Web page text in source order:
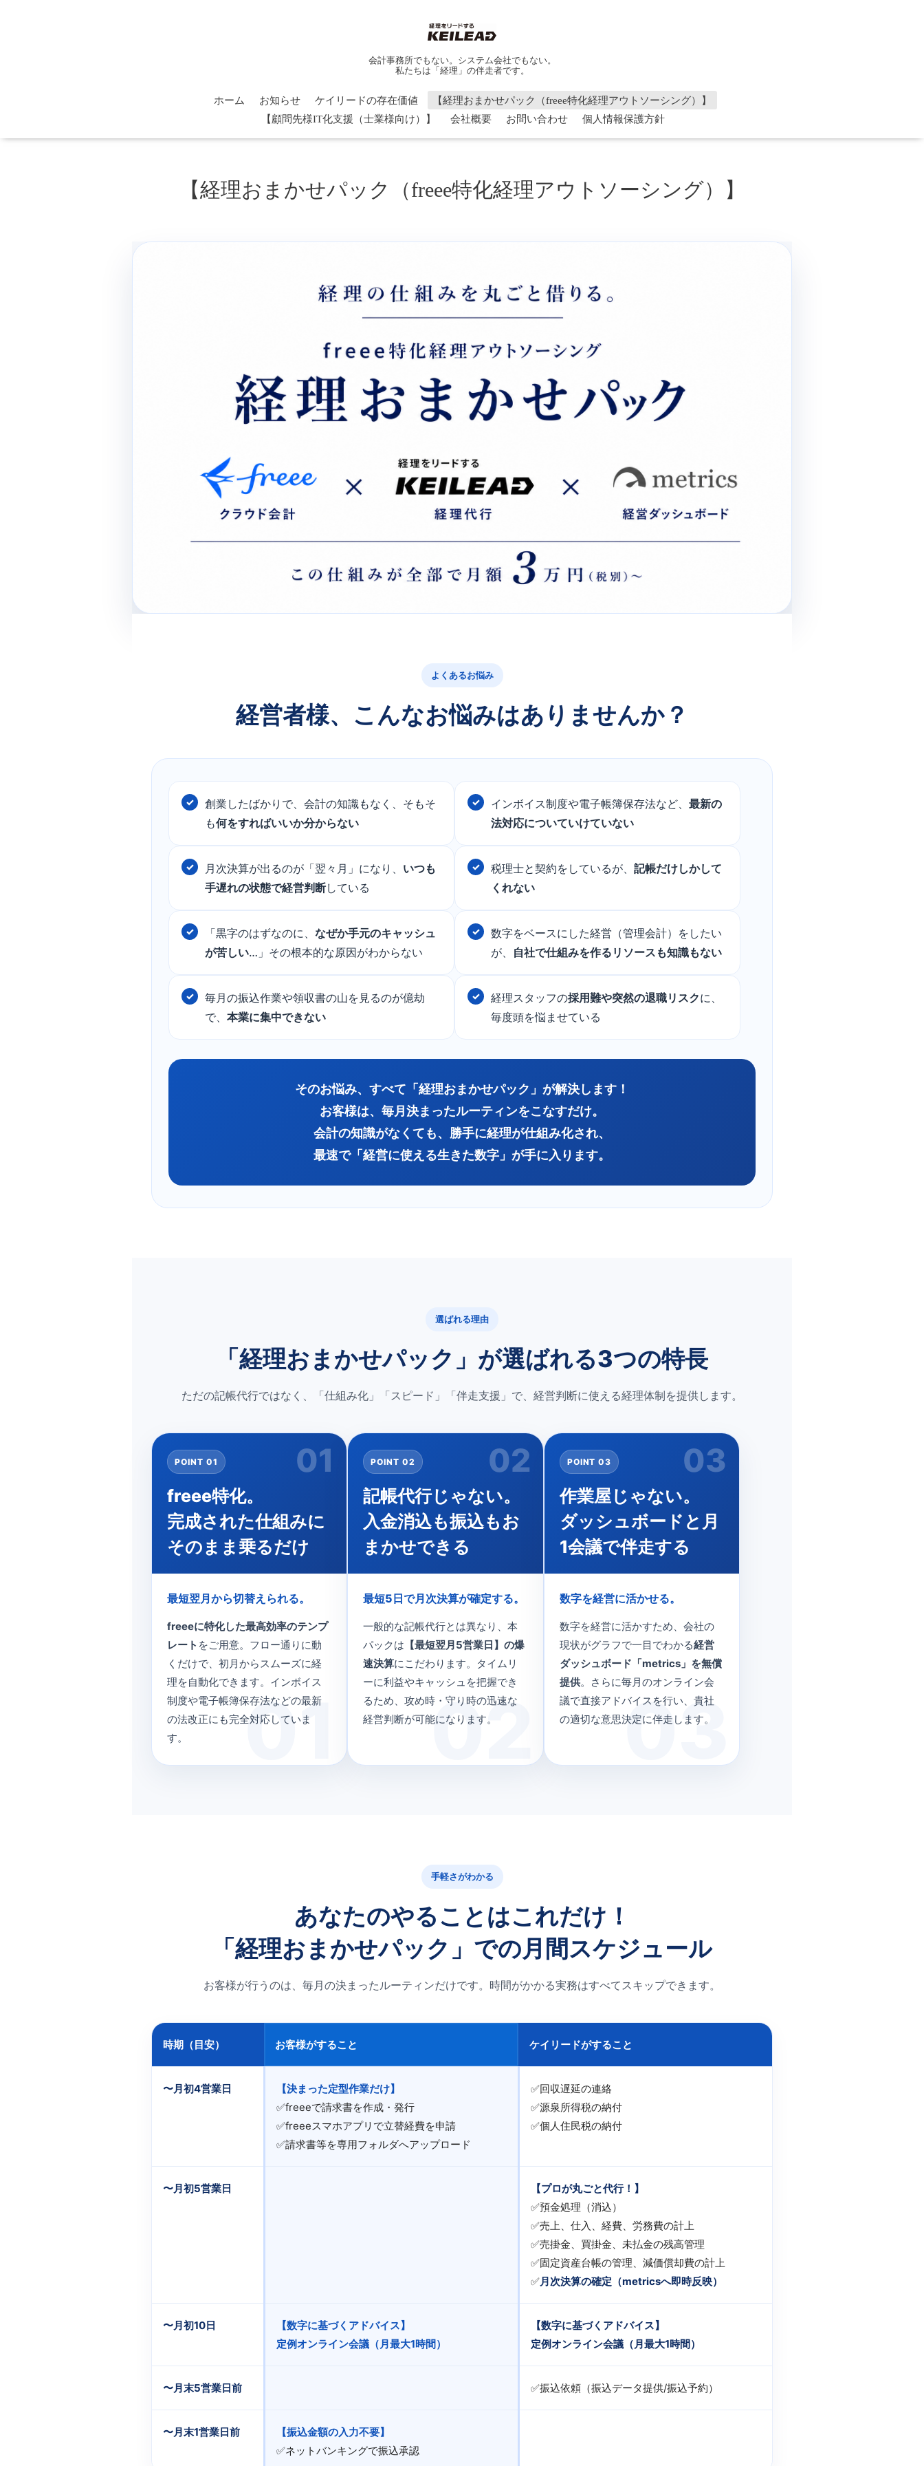
会計事務所でもない。システム会社でもない。
私たちは「経理」の伴走者です。
ホーム お知らせ ケイリードの存在価値
【経理おまかせパック（freee特化経理アウトソーシング）】
【顧問先様IT化支援（士業様向け）】
会社概要 お問い合わせ 個人情報保護方針
【経理おまかせパック（freee特化経理アウトソーシング）】
よくあるお悩み
経営者様、こんなお悩みはありませんか？
創業したばかりで、会計の知識もなく、そもそ
も何をすればいいか分からない
インボイス制度や電子帳簿保存法など、 最新の
法対応についていけていない
月次決算が出るのが「翌々月」になり、 いつも
手遅れの状態で経営判断している
税理士と契約をしているが、 記帳だけしかして
くれない
「黒字のはずなのに、 なぜか手元のキャッシュ
が苦しい…」その根本的な原因がわからない
数字をベースにした経営（管理会計）をしたい
が、 自社で仕組みを作るリソースも知識もない
毎月の振込作業や領収書の山を見るのが億劫
で、 本業に集中できない
経理スタッフの採用難や突然の退職リスクに、
毎度頭を悩ませている
そのお悩み、すべて「経理おまかせパック」が解決します！
お客様は、毎月決まったルーティンをこなすだけ。
会計の知識がなくても、勝手に経理が仕組み化され、
最速で「経営に使える生きた数字」が手に入ります。
選ばれる理由
「経理おまかせパック」が選ばれる3つの特長
ただの記帳代行ではなく、「仕組み化」「スピード」「伴走支援」で、経営判断に使える経理体制を提供します。
POINT 01 01
freee特化。
完成された仕組みに
そのまま乗るだけ
最短翌月から切替えられる。
freeeに特化した最高効率のテンプ
レート をご用意。フロー通りに動
くだけで、初月からスムーズに経
理を自動化できます。インボイス
制度や電子帳簿保存法などの最新
の法改正にも完全対応していま
す。
POINT 02 02
記帳代行じゃない。
入金消込も振込もお
まかせできる
最短5日で月次決算が確定する。
一般的な記帳代行とは異なり、本
パックは 【最短翌月5営業日】の爆
速決算にこだわります。タイムリ
ーに利益やキャッシュを把握でき
るため、攻め時・守り時の迅速な
経営判断が可能になります。
POINT 03 03
作業屋じゃない。
ダッシュボードと月
1会議で伴走する
数字を経営に活かせる。
数字を経営に活かすため、会社の
現状がグラフで一目でわかる経営
ダッシュボード「metrics」を無償
提供。さらに毎月のオンライン会
議で直接アドバイスを行い、貴社
の適切な意思決定に伴走します。
手軽さがわかる
あなたのやることはこれだけ！
「経理おまかせパック」での月間スケジュール
お客様が行うのは、毎月の決まったルーティンだけです。時間がかかる実務はすべてスキップできます。
時期（目安） お客様がすること ケイリードがすること
〜月初4営業日
【決まった定型作業だけ】
✅freeeで請求書を作成・発行
✅freeeスマホアプリで立替経費を申請
✅請求書等を専用フォルダへアップロード
✅回収遅延の連絡
✅源泉所得税の納付
✅個人住民税の納付
〜月初5営業日
【プロが丸ごと代行！】
✅預金処理（消込）
✅売上、仕入、経費、労務費の計上
✅売掛金、買掛金、未払金の残高管理
✅固定資産台帳の管理、減価償却費の計上
✅月次決算の確定（metricsへ即時反映）
〜月初10日
【数字に基づくアドバイス】
定例オンライン会議（月最大1時間）
【数字に基づくアドバイス】
定例オンライン会議（月最大1時間）
〜月末5営業日前 ✅振込依頼（振込データ提供/振込予約）
〜月末1営業日前
【振込金額の入力不要】
✅ネットバンキングで振込承認